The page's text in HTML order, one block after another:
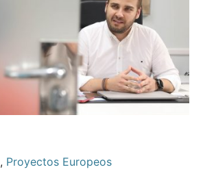
, Proyectos Europeos